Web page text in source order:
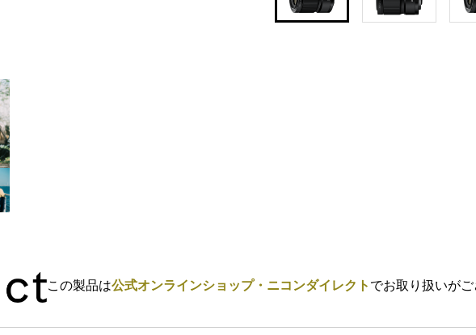
この製品は公式オンラインショップ・ニコンダイレクト でお取り扱いがご